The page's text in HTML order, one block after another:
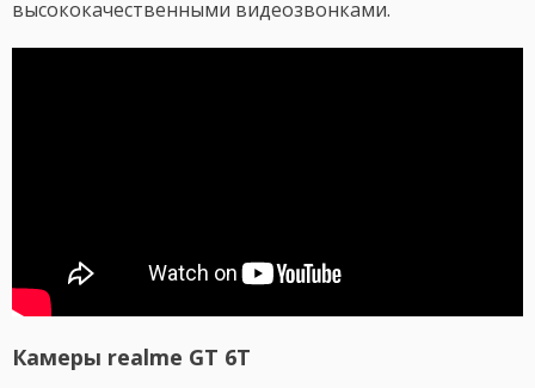
высококачественными видеозвонками.
Камеры realme GT 6T